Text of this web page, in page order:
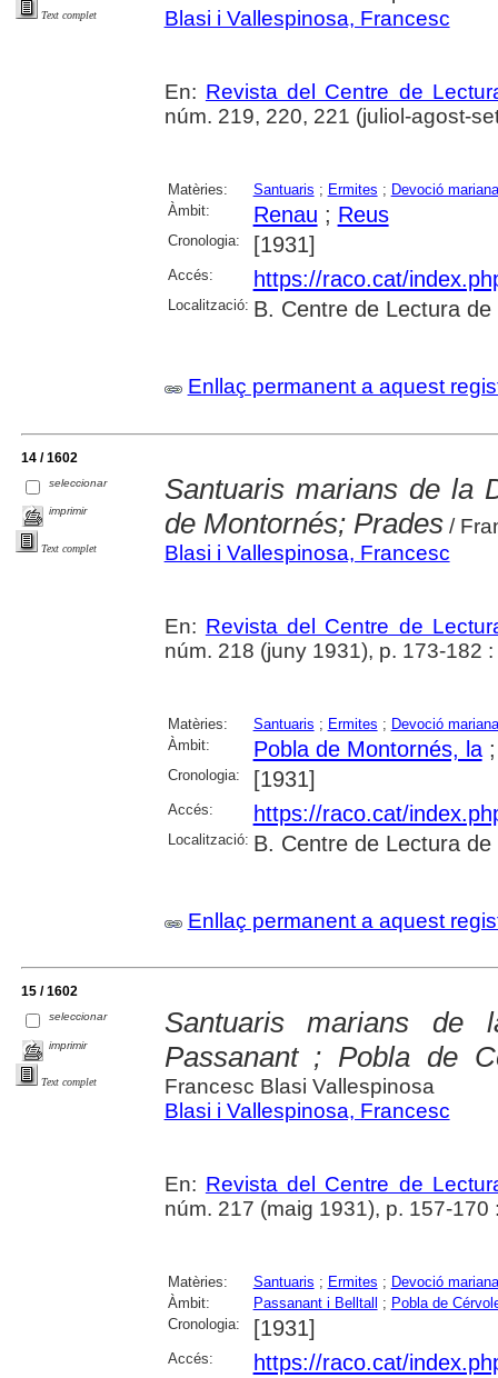
Text complet
Blasi i Vallespinosa, Francesc
En: Revista del Centre de
núm. 219, 220, 221 (juliol-agost-
Matèries: Santuaris ; Ermites ; Devoció mariana
Àmbit:
Renau ; Reus
Cronologia: [1931]
Accés: https://raco.cat/
Localització: B. Centre de Lectura de
Enllaç permanent a aquest
14 / 1602
seleccionar
imprimir
Text complet
Santuaris marians de la
de Montornés; Prades/
Blasi i Vallespinosa, Francesc
En: Revista del Centre de
núm. 218 (juny 1931), p. 173-182 :
Matèries: Santuaris ; Ermites ; Devoció mariana
Àmbit:
Pobla de Montornés, la
Cronologia: [1931]
Accés: https://raco.cat/
Localització: B. Centre de Lectura de
Enllaç permanent a aquest
15 / 1602
seleccionar
imprimir
Text complet
Santuaris marians de
Passanant ; Pobla de
Francesc Blasi Vallespinosa
Blasi i Vallespinosa, Francesc
En: Revista del Centre de
núm. 217 (maig 1931), p. 157-170
Matèries: Santuaris ; Ermites ; Devoció mariana
Àmbit:
Passanant i Belltall ; Pobla de
Cronologia:
[1931]
Accés: https://raco.cat/